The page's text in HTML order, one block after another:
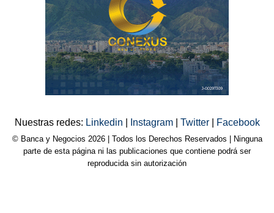
Nuestras redes: Linkedin Instagram Twitter Facebook
© Banca y Negocios 2026 | Todos los Derechos Reservados | Ninguna
parte de esta página ni las publicaciones que contiene podrá ser
reproducida sin autorización